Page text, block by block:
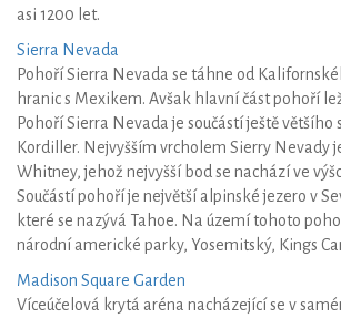
asi 1200 let.
Sierra Nevada
Pohoří Sierra Nevada se táhne od
hranic s Mexikem. Avšak hlavní část pohoří
Pohoří Sierra Nevada je součástí ještě většího
Kordiller. Nejvyšším vrcholem Sierry Nevady
Whitney, jehož nejvyšší bod se nachází ve
Součástí pohoří je největší alpinské jezero v
které se nazývá Tahoe. Na území tohoto
národní americké parky, Yosemitský, Kings
Madison Square Garden
Víceúčelová krytá aréna nacházející se v